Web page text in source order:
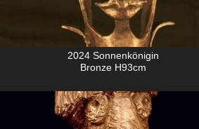
2024 Sonnenkönigin
Bronze H93cm